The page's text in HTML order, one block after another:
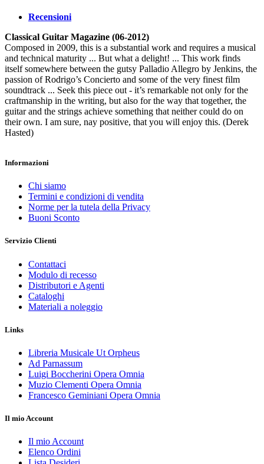
Recensioni
Classical Guitar Magazine (06-2012)
Composed in 2009, this is a substantial work and requires a musical
and technical maturity ... But what a delight! ... This work finds
itself somewhere between the gutsy Palladio Allegro by Jenkins, the
passion of Rodrigo’s Concierto and some of the very finest film
soundtrack ... Seek this piece out - it’s remarkable not only for the
craftmanship in the writing, but also for the way that together, the
guitar and the strings achieve something that neither could do on
their own. I am sure, nay positive, that you will enjoy this. (Derek
Hasted)
Informazioni
Chi siamo
Termini e condizioni di vendita
Norme per la tutela della Privacy
Buoni Sconto
Servizio Clienti
Contattaci
Modulo di recesso
Distributori e Agenti
Cataloghi
Materiali a noleggio
Links
Libreria Musicale Ut Orpheus
Ad Parnassum
Luigi Boccherini Opera Omnia
Muzio Clementi Opera Omnia
Francesco Geminiani Opera Omnia
Il mio Account
Il mio Account
Elenco Ordini